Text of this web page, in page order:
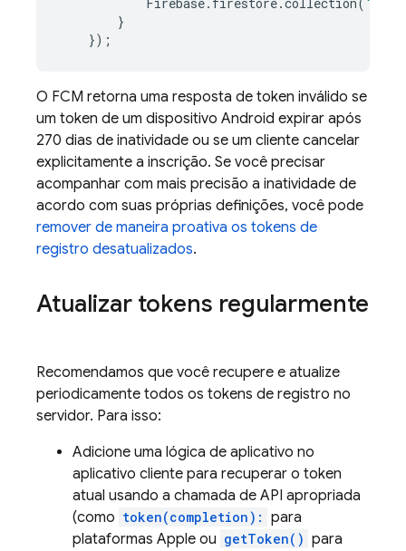
}
});
O FCM retorna uma resposta de token inválido se
um token de um dispositivo Android expirar após
270 dias de inatividade ou se um cliente cancelar
explicitamente a inscrição. Se você precisar
acompanhar com mais precisão a inatividade de
acordo com suas próprias definições, você pode
remover de maneira proativa os tokens de
registro desatualizados.
Atualizar tokens regularmente
Recomendamos que você recupere e atualize
periodicamente todos os tokens de registro no
servidor. Para isso:
Adicione uma lógica de aplicativo no
aplicativo cliente para recuperar o token
atual usando a chamada de API apropriada
(como token(completion): para
plataformas Apple ou getToken() para